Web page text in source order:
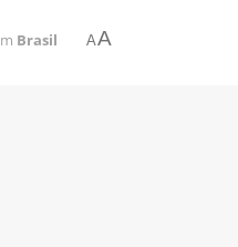
Brasil AA